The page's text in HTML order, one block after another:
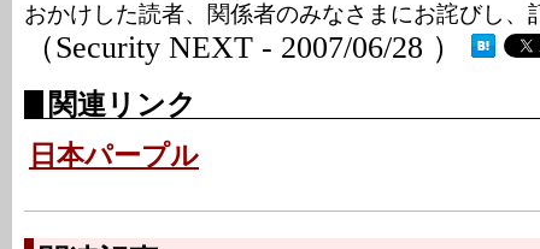
おかけした読者、関係者のみなさまにお詫びし、
（Security NEXT - 2007/06/28 ）
関連リンク
日本パープル